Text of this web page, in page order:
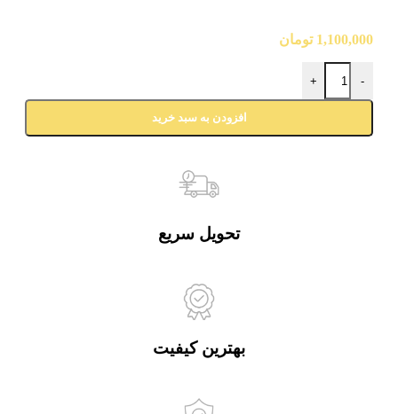
1,100,000 تومان
-
+
افزودن به سبد خرید
تحویل سریع
بهترین کیفیت